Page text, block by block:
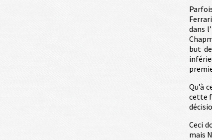
dans
but
Qu’à
cette
Ceci
mais